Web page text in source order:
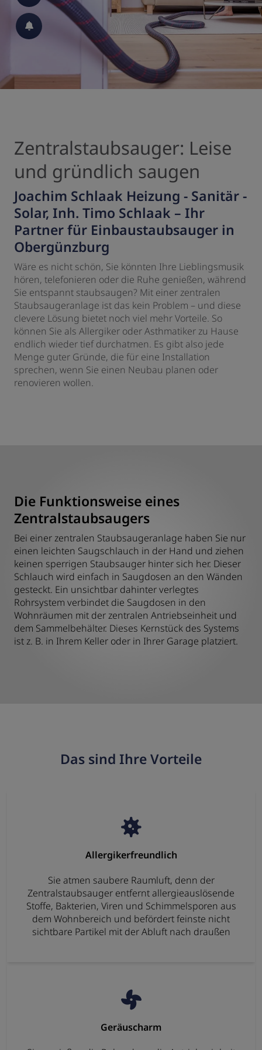
Zentralstaubsauger: Leise
und gründlich saugen
Joachim Schlaak Heizung - Sanitär -
Solar, Inh. Timo Schlaak – Ihr
Partner für Einbaustaubsauger in
Obergünzburg
Wäre es nicht schön, Sie könnten Ihre Lieblingsmusik
hören, telefonieren oder die Ruhe genießen, während
Sie entspannt staubsaugen? Mit einer zentralen
Staubsaugeranlage ist das kein Problem – und diese
clevere Lösung bietet noch viel mehr Vorteile. So
können Sie als Allergiker oder Asthmatiker zu Hause
endlich wieder tief durchatmen. Es gibt also jede
Menge guter Gründe, die für eine Installation
sprechen, wenn Sie einen Neubau planen oder
renovieren wollen.
Die Funktionsweise eines
Zentralstaubsaugers
Bei einer zentralen Staubsaugeranlage haben Sie nur
einen leichten Saugschlauch in der Hand und ziehen
keinen sperrigen Staubsauger hinter sich her. Dieser
Schlauch wird einfach in Saugdosen an den Wänden
gesteckt. Ein unsichtbar dahinter verlegtes
Rohrsystem verbindet die Saugdosen in den
Wohnräumen mit der zentralen Antriebseinheit und
dem Sammelbehälter. Dieses Kernstück des Systems
ist z. B. in Ihrem Keller oder in Ihrer Garage platziert.
Das sind Ihre Vorteile
Allergikerfreundlich
Sie atmen saubere Raumluft, denn der
Zentralstaubsauger entfernt allergieauslösende
Stoffe, Bakterien, Viren und Schimmelsporen aus
dem Wohnbereich und befördert feinste nicht
sichtbare Partikel mit der Abluft nach draußen
Geräuscharm